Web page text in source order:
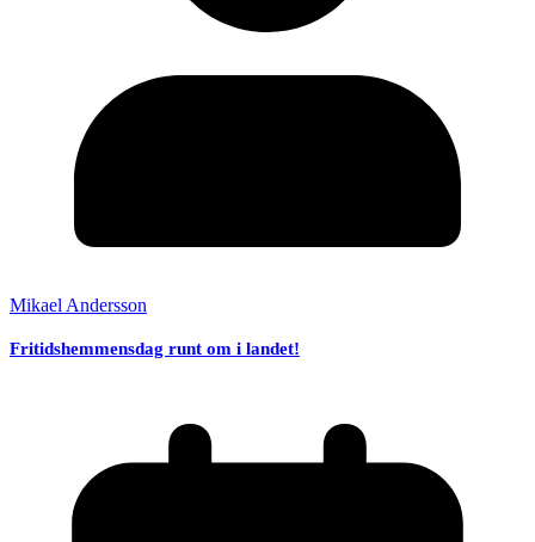
Mikael Andersson
Fritidshemmensdag runt om i landet!